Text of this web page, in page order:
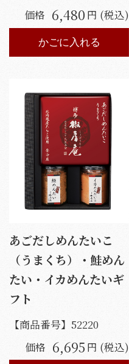
価格 6,480 円 (税込)
かごに入れる
あごだしめんたいこ
（うまくち）・鮭めん
たい・イカめんたいギ
フト
【商品番号】 52220
価格 6,695 円 (税込)